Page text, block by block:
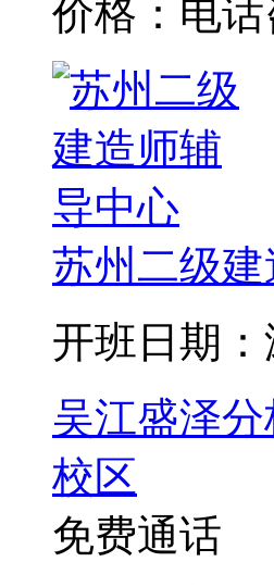
价格：电话
苏州二级
开班日期
吴江盛泽分
校区
免费通话